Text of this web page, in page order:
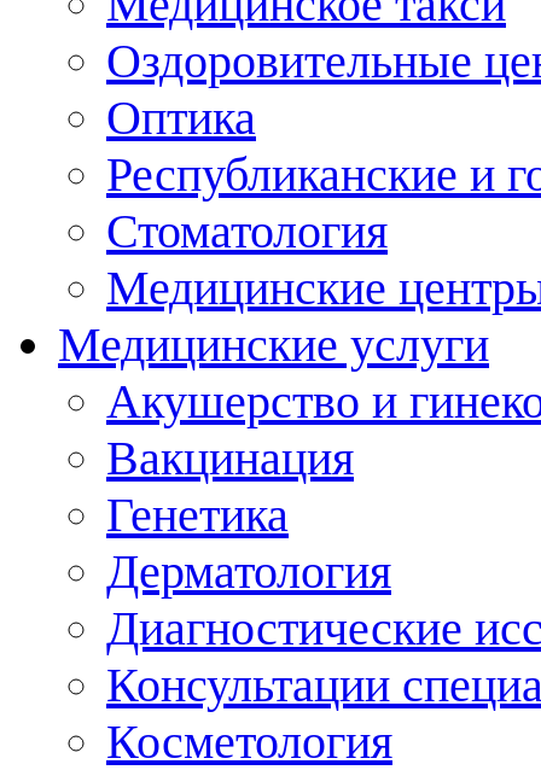
Оздоровительные
Оптика
Республиканские и
Стоматология
Медицинские
Медицинские услуги
Акушерство и
Вакцинация
Генетика
Дерматология
Диагностические
Консультации
Косметология